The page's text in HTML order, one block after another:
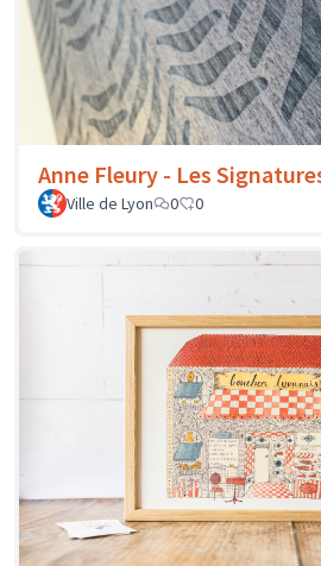
Anne Fleury - Les
Ville de Lyon 0 0